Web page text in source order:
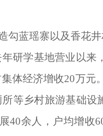
勾蓝瑶寨以及香花
研学基地营业以来
体经济增收20万元。
等乡村旅游基础
40余人，户均增收